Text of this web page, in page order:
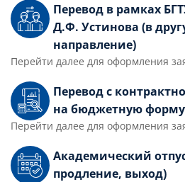
Перевод в рамках
Д.Ф. Устинова (в
направление)
Перейти далее для оформления
Перевод с
на бюджетную форму
Перейти далее для оформления
Академический
продление, выход)